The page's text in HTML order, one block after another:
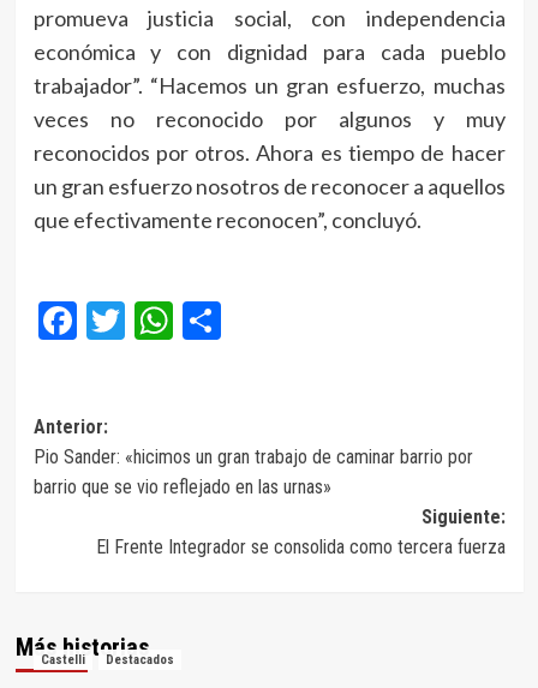
promueva justicia social, con independencia
económica y con dignidad para cada pueblo
trabajador”. “Hacemos un gran esfuerzo, muchas
veces no reconocido por algunos y muy
reconocidos por otros. Ahora es tiempo de hacer
un gran esfuerzo nosotros de reconocer a aquellos
que efectivamente reconocen”, concluyó.
Facebook
Twitter
WhatsApp
Compartir
Navegación
de
entradas
Anterior:
Pio Sander: «hicimos un gran trabajo de caminar barrio por
barrio que se vio reflejado en las urnas»
Siguiente:
El Frente Integrador se consolida como tercera fuerza
Más historias
Castelli Destacados